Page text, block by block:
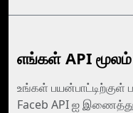
எங்கள் API
உங்கள் பயன்பாட்டிற்குள்
Faceb API ஐ இணைத்து